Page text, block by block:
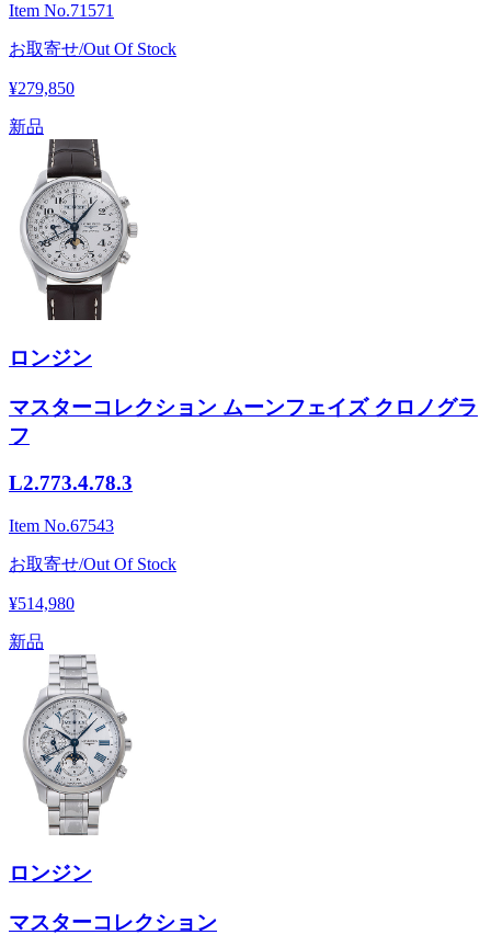
Item No.71571
お取寄せ/Out Of Stock
¥279,850
新品
ロンジン
マスターコレクション ムーンフェイズ クロノグラ
フ
L2.773.4.78.3
Item No.67543
お取寄せ/Out Of Stock
¥514,980
新品
ロンジン
マスターコレクション